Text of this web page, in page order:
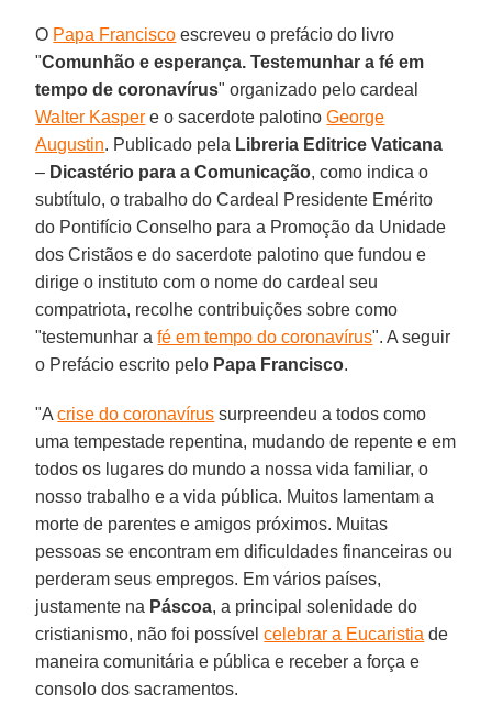
O Papa Francisco escreveu o prefácio do livro
"Comunhão e esperança. Testemunhar a fé em
tempo de coronavírus" organizado pelo cardeal
Walter Kasper e o sacerdote palotinoGeorge
Augustin. Publicado pela Libreria Editrice Vaticana
– Dicastério para a Comunicação, como indica o
subtítulo, o trabalho do Cardeal Presidente Emérito
do Pontifício Conselho para a Promoção da Unidade
dos Cristãos e do sacerdote palotino que fundou e
dirige o instituto com o nome do cardeal seu
compatriota, recolhe contribuições sobre como
"testemunhar afé em tempo do coronavírus". A seguir
o Prefácio escrito pelo Papa Francisco.
"Acrise do coronavírus surpreendeu a todos como
uma tempestade repentina, mudando de repente e em
todos os lugares do mundo a nossa vida familiar, o
nosso trabalho e a vida pública. Muitos lamentam a
morte de parentes e amigos próximos. Muitas
pessoas se encontram em dificuldades financeiras ou
perderam seus empregos. Em vários países,
justamente na Páscoa, a principal solenidade do
cristianismo, não foi possívelcelebrar a Eucaristia de
maneira comunitária e pública e receber a força e
consolo dos sacramentos.